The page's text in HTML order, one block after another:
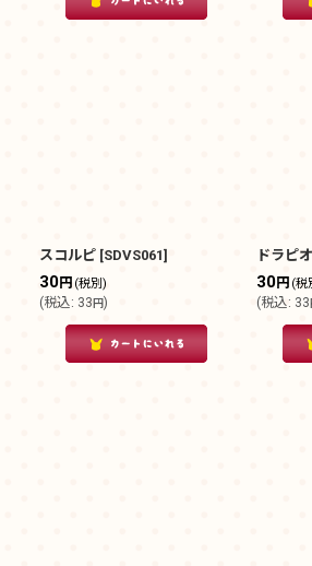
スコルピ [SDVS061]
30円 (税別)
(税込: 33円)
ドラピ
30円 (税
(税込: 33